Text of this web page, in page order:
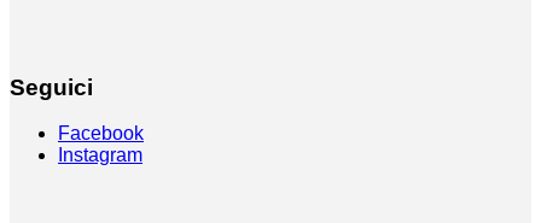
Seguici
Facebook
Instagram